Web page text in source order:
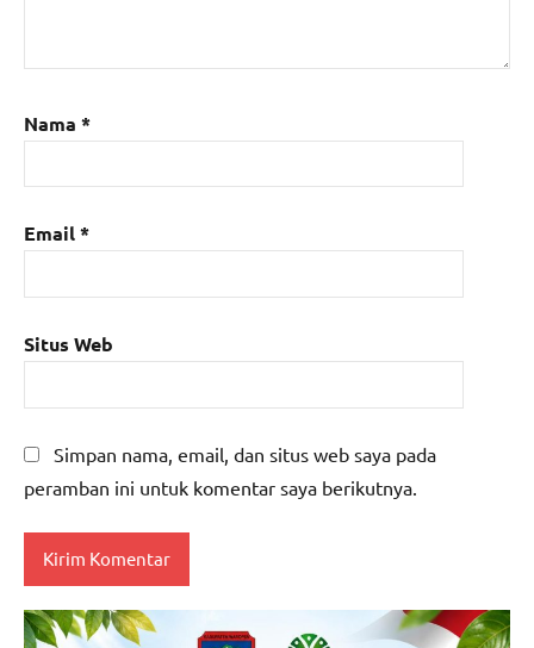
Nama *
Email*
Situs Web
Simpan nama, email, dan situs web saya pada
peramban ini untuk komentar saya berikutnya.